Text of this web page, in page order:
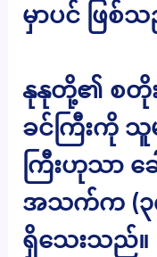
မှာပင် ဖြစ်
နုနုတို့၏ စတိုး
ခင်ကြီးကို
ကြီးဟုသာ ခ
အသက်က (၃
ရှိသေးသည်။